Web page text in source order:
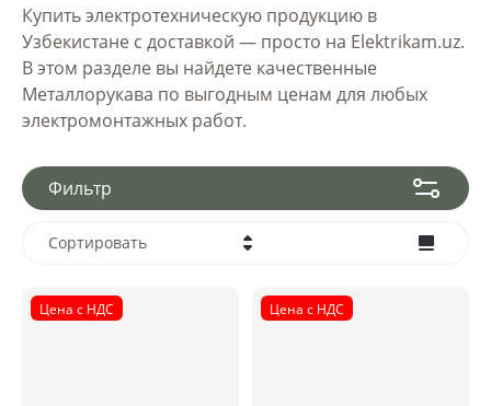
Купить электротехническую продукцию в
Узбекистане с доставкой — просто на Elektrikam.uz.
В этом разделе вы найдете качественные
Металлорукава по выгодным ценам для любых
электромонтажных работ.
Фильтр
Сортировать
Цена - возрастание
Цена с НДС Цена с НДС